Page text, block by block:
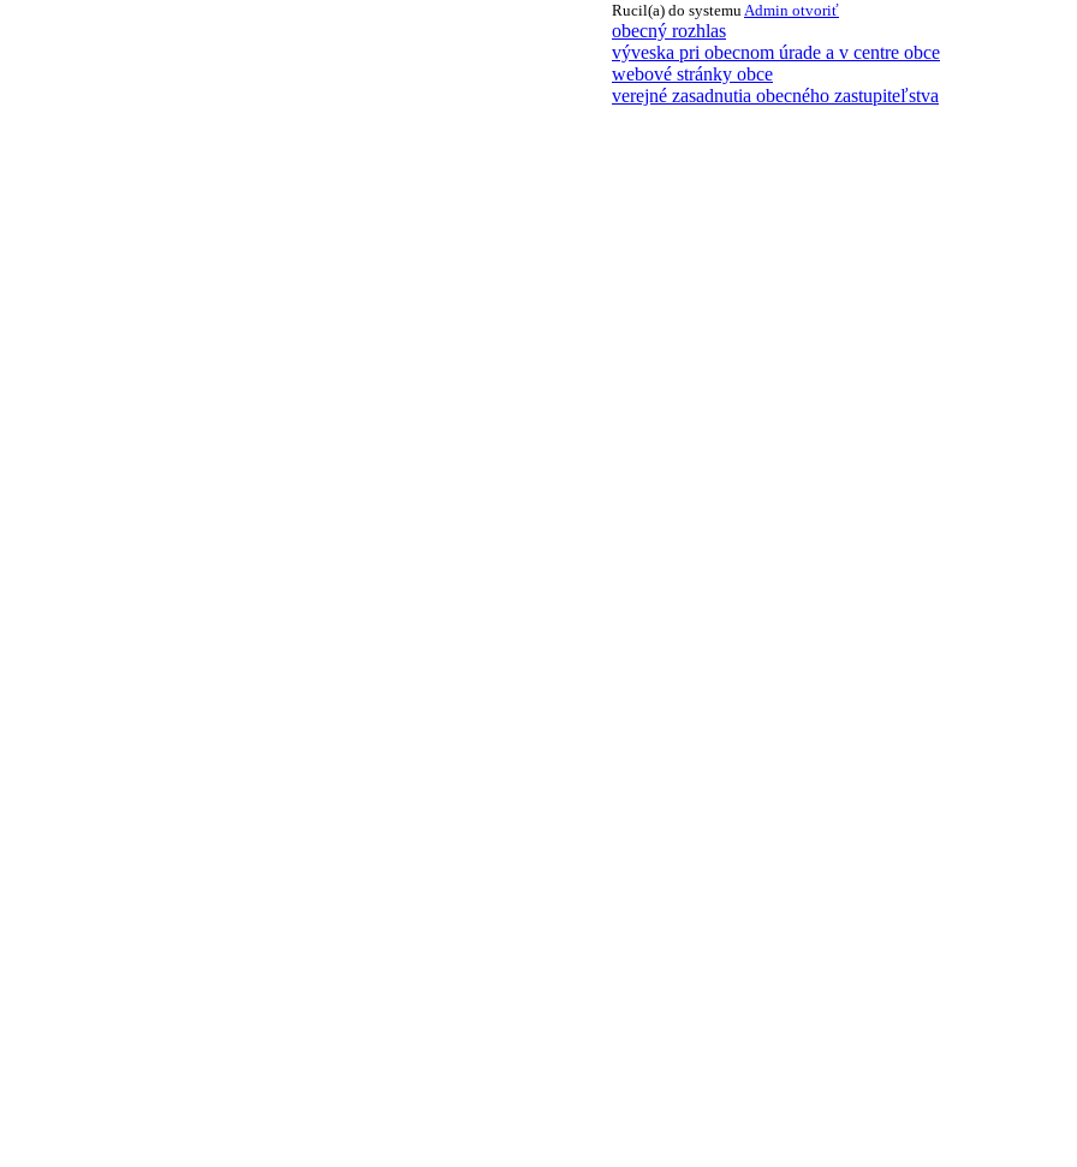
Rucil(a) do systemuAdmin otvoriť
obecný rozhlas
výveska pri obecnom úrade a v centre obce
webové stránky obce
verejné zasadnutia obecného zastupiteľstva